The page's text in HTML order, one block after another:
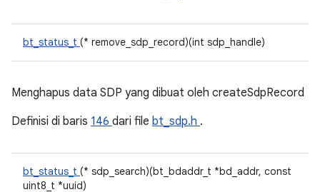
bt_status_t (* remove_sdp_record)(int sdp_handle)
Menghapus data SDP yang dibuat oleh createSdpRecord
Definisi di baris 146 dari file bt_sdp.h .
bt_status_t (* sdp_search)(bt_bdaddr_t *bd_addr, const
uint8_t *uuid)